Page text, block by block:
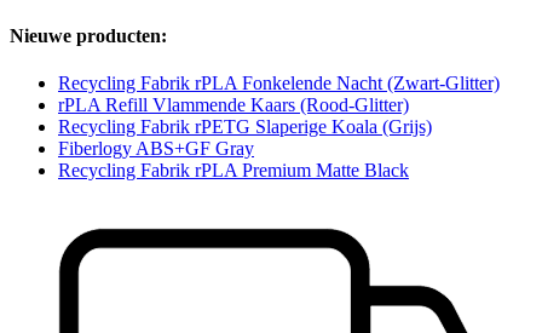
Nieuwe producten:
Recycling Fabrik rPLA Fonkelende Nacht (Zwart-Glitter)
rPLA Refill Vlammende Kaars (Rood-Glitter)
Recycling Fabrik rPETG Slaperige Koala (Grijs)
Fiberlogy ABS+GF Gray
Recycling Fabrik rPLA Premium Matte Black